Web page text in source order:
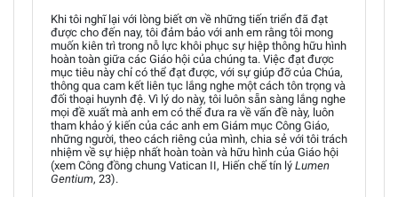
Khi tôi nghĩ lại với lòng biết ơn về những tiến triển đã đạt
được cho đến nay, tôi đảm bảo với anh em rằng tôi mong
muốn kiên trì trong nỗ lực khôi phục sự hiệp thông hữu hình
hoàn toàn giữa các Giáo hội của chúng ta. Việc đạt được
mục tiêu này chỉ có thể đạt được, với sự giúp đỡ của Chúa,
thông qua cam kết liên tục lắng nghe một cách tôn trọng và
đối thoại huynh đệ. Vì lý do này, tôi luôn sẵn sàng lắng nghe
mọi đề xuất mà anh em có thể đưa ra về vấn đề này, luôn
tham khảo ý kiến của các anh em Giám mục Công Giáo,
những người, theo cách riêng của mình, chia sẻ với tôi trách
nhiệm về sự hiệp nhất hoàn toàn và hữu hình của Giáo hội
(xem Công đồng chung Vatican II, Hiến chế tín lý Lumen
Gentium, 23).